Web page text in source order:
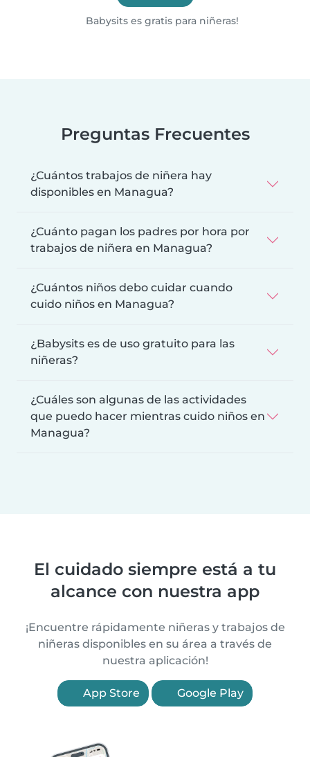
Babysits es gratis para niñeras!
Preguntas Frecuentes
¿Cuántos trabajos de niñera hay
disponibles en Managua?
¿Cuánto pagan los padres por hora por
trabajos de niñera en Managua?
¿Cuántos niños debo cuidar cuando
cuido niños en Managua?
¿Babysits es de uso gratuito para las
niñeras?
¿Cuáles son algunas de las actividades
que puedo hacer mientras cuido niños en
Managua?
El cuidado siempre está a tu
alcance con nuestra app
¡Encuentre rápidamente niñeras y trabajos de
niñeras disponibles en su área a través de
nuestra aplicación!
App Store Google Play